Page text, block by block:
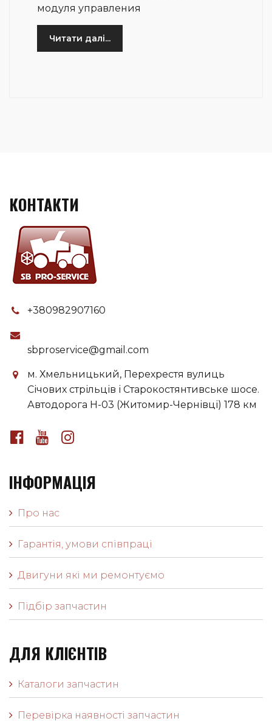
модуля управления
Читати далі...
КОНТАКТИ
+380982907160
sbproservice@gmail.com
м. Хмельницький, Перехрестя вулиць
Січових стрільців і Старокостянтивське шосе.
Автодорога H-03 (Житомир-Чернівці) 178 км
ІНФОРМАЦІЯ
Про нас
Гарантія, умови співпраці
Двигуни які ми ремонтуємо
Підбір запчастин
ДЛЯ КЛІЄНТІВ
Каталоги запчастин
Перевірка наявності запчастин